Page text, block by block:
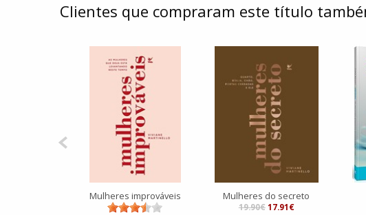
Clientes que compraram este título
Mulheres improváveis Mulheres do secreto
19.90€ 17.91€